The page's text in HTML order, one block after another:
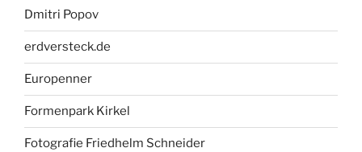
Dmitri Popov
erdversteck.de
Europenner
Formenpark Kirkel
Fotografie Friedhelm Schneider